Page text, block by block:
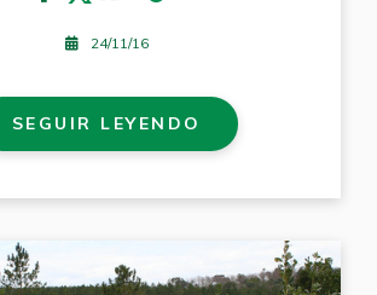
24/11/16
SEGUIR LEYENDO